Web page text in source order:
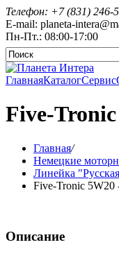
Телефон: +7 (831) 246-
E-mail: planeta-
Пн-Пт.: 08:00-17:00
ГлавнаяКаталогСервис
Five-Tronic
Главная/
Немецкие
Линейка
Five-Tronic 5W20
Описание